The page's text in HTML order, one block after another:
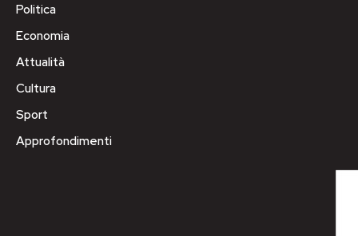
Politica
Economia
Attualità
Cultura
Sport
Approfondimenti